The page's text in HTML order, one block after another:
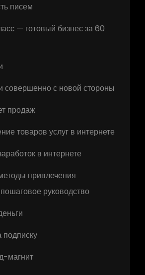
писем
— готовый бизнес за 60
совершенно с новой стороны
продаж
товаров услуг в интернете
в интернете
привлечения
руководство
подписку
магнит